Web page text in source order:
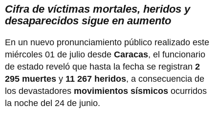
Cifra de víctimas mortales, heridos y
desaparecidos sigue en aumento
En un nuevo pronunciamiento público realizado este
miércoles 01 de julio desde Caracas, el funcionario
de estado reveló que hasta la fecha se registran 2
295 muertes y 11 267 heridos, a consecuencia de
los devastadores movimientos sísmicos ocurridos
la noche del 24 de junio.